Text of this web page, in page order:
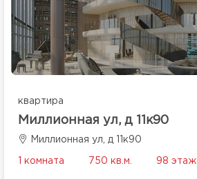
квартира
Миллионная ул, д 11к90
Миллионная ул, д 11к90
1 комната 750 кв.м. 98 этаж